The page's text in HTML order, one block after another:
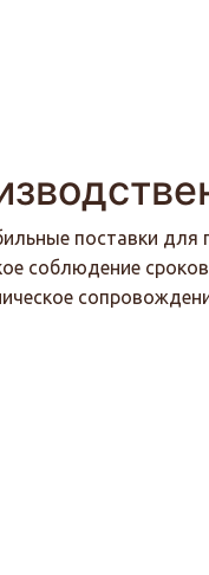
поставки для
соблюдение